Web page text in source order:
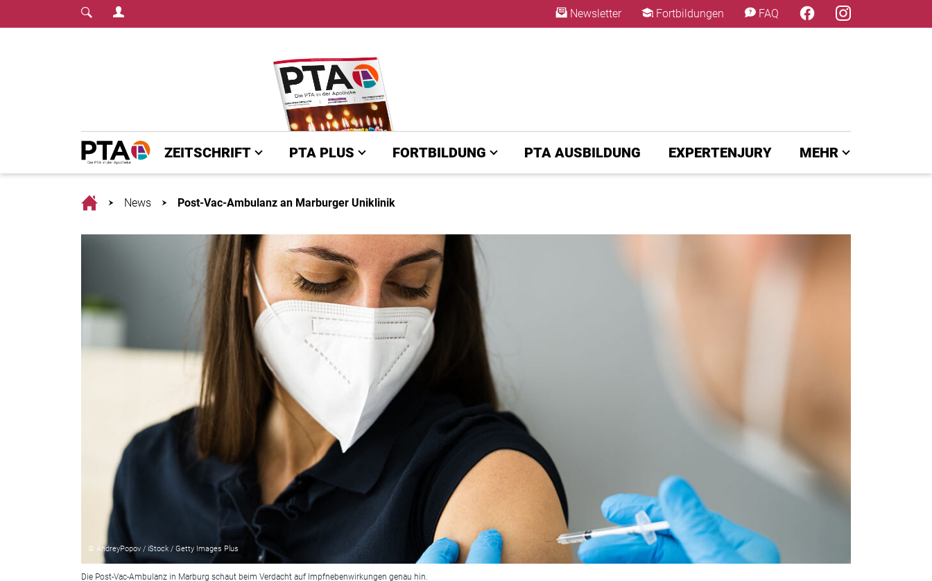
Login Menu Newsletter Fortbildungen FAQ
Home
ZEITSCHRIFT PTA PLUS FORTBILDUNG PTA AUSBILDUNG EXPERTENJURY MEHR
HomeNews Post-Vac-Ambulanz an Marburger Uniklinik
© AndreyPopov / iStock / Getty Images Plus
Die Post-Vac-Ambulanz in Marburg schaut beim Verdacht auf Impfnebenwirkungen genau hin.
×